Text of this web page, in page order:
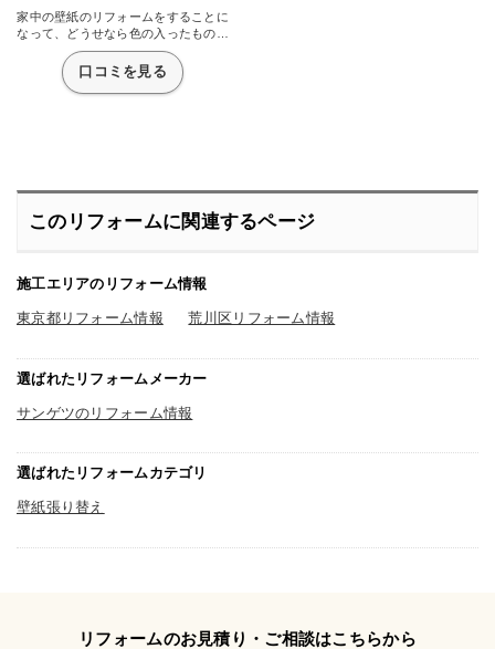
家中の壁紙のリフォームをすることに
なって、どうせなら色の入ったものも
使いたいと妻から言われすすめられた
びが、グレーの壁紙。しかも、寝室は
壁全面。え・・微妙かも・・・と思っ
てました。それなら白でいいだろう
に色合いがオシャレになりました。壁
紙の機能的なことはよくわかりません
口コミを見る
このリフォームに関連するページ
施工エリアのリフォーム情報
東京都リフォーム情報 荒川区リフォーム情報
選ばれたリフォームメーカー
サンゲツのリフォーム情報
選ばれたリフォームカテゴリ
壁紙張り替え
リフォームのお見積り・ご相談はこちらから